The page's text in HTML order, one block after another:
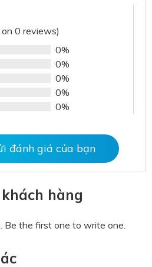
0 reviews)
0%
0%
0%
0%
0%
đánh giá của bạn
hàng
Be the first one to write one.